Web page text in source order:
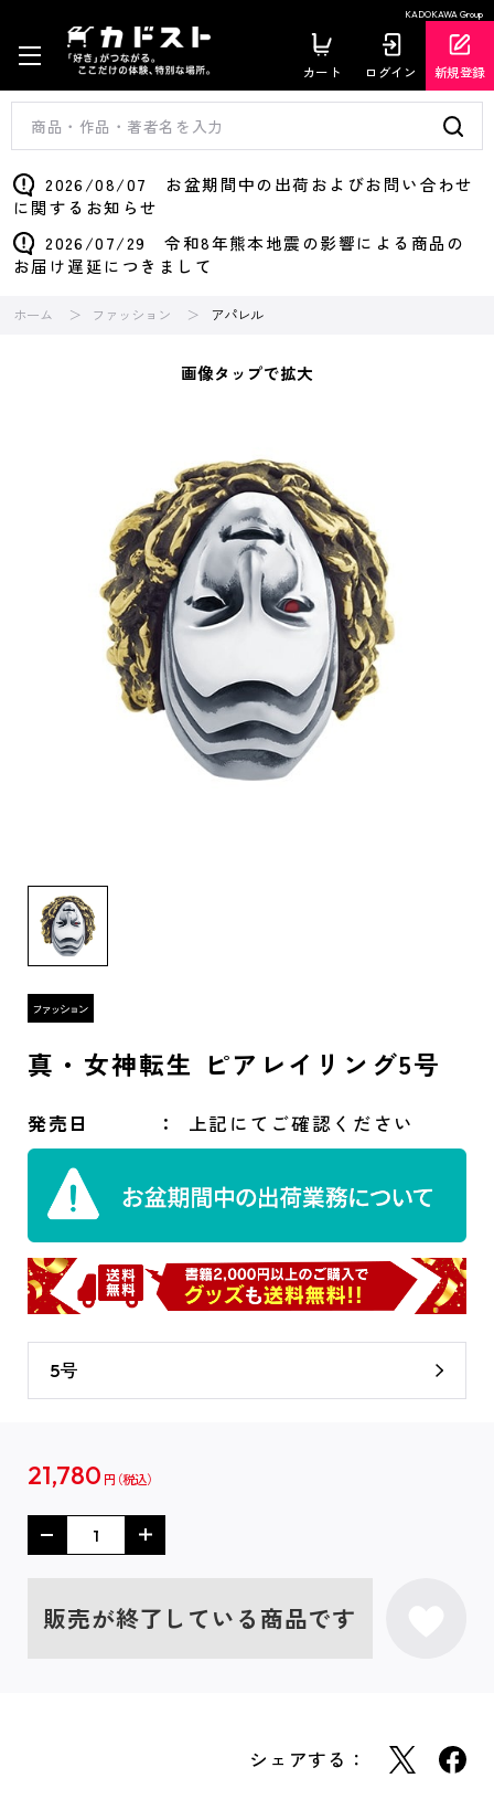
KADOKAWA Group
カート ログイン 新規登録
2026/08/07 お盆期間中の出荷およびお問い合わせ
に関するお知らせ
2026/07/29 令和8年熊本地震の影響による商品の
お届け遅延につきまして
ホーム ファッション アパレル
画像タップで拡大
真・女神転生 ピアレイリング5号
発売日 上記にてご確認ください
5号
21,780 円
販売が終了している商品です
シェアする：